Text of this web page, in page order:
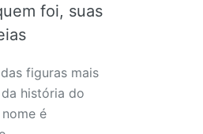
foi, suas
figuras mais
história do
é